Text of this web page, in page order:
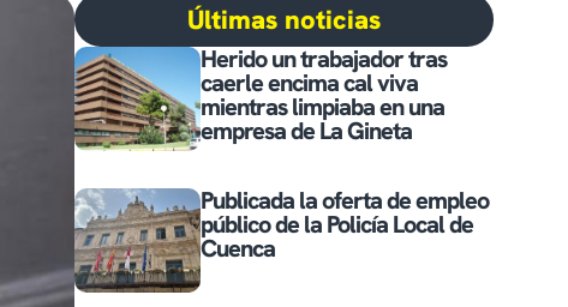
Últimas noticias
Herido un trabajador tras
caerle encima cal viva
mientras limpiaba en una
empresa de La Gineta
Publicada la oferta de empleo
público de la Policía Local de
Cuenca